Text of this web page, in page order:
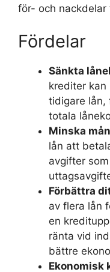
för- och nackdelar
Fördelar
Sänkta
krediter kan
tidigare lån,
totala
Minska
lån att
avgifter
Förbättra
av flera lån
en
ränta vid
bättre
Ekonomisk